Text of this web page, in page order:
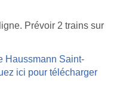
Prévoir 2 trains sur
Haussmann Saint-
ici pour télécharger